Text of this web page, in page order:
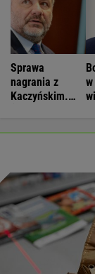
Sprawa
nagrania z
Kaczyńskim.